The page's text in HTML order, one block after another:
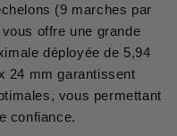
(9 marches par
offre une grande
déployée de 5,94
24 mm garantissent
vous permettant
confiance.